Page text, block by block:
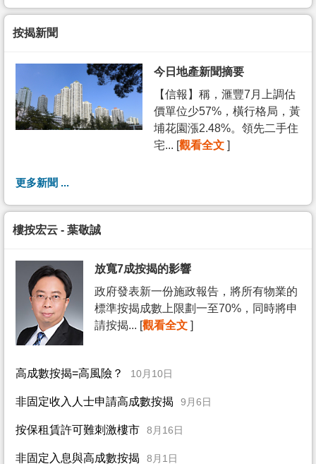
按揭新聞
今日地產新聞摘要
【信報】稱，滙豐7月上調估
價單位少57%，橫行格局，黃
埔花園漲2.48%。領先二手住
宅... [觀看全文 ]
更多新聞 ...
樓按宏云 - 葉敬誠
放寬7成按揭的影響
政府發表新一份施政報告，將所有物業的
標準按揭成數上限劃一至70%，同時將申
請按揭... [觀看全文 ]
高成數按揭=高風險？ 10月10日
非固定收入人士申請高成數按揭 9月6日
按保租賃許可難刺激樓市 8月16日
非固定入息與高成數按揭 8月1日